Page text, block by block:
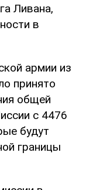
Ливана,
в
армии из
принято
общей
с 4476
будут
границы